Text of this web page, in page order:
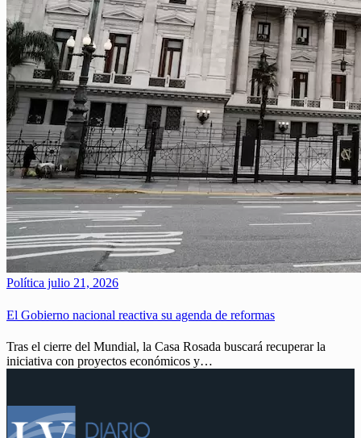
Política julio 21, 2026
El Gobierno nacional reactiva su agenda de reformas
Tras el cierre del Mundial, la Casa Rosada buscará recuperar la
iniciativa con proyectos económicos y…